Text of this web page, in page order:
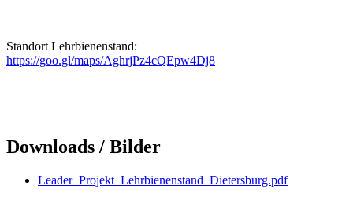
Standort Lehrbienenstand:
https://goo.gl/maps/AghrjPz4cQEpw4Dj8
Downloads / Bilder
Leader_Projekt_Lehrbienenstand_Dietersburg.pdf